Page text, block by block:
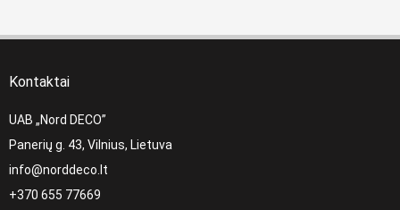
Kontaktai
UAB „Nord DECO”
Panerių g. 43, Vilnius, Lietuva
info@norddeco.lt
+370 655 77669